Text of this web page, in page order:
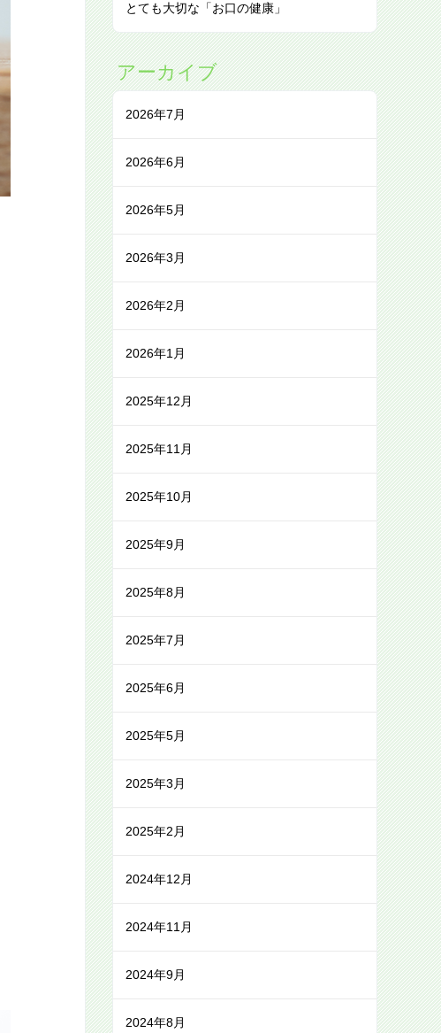
とても大切な「お口の健康」
アーカイブ
2026年7月
2026年6月
2026年5月
2026年3月
2026年2月
2026年1月
2025年12月
2025年11月
2025年10月
2025年9月
2025年8月
2025年7月
2025年6月
2025年5月
2025年3月
2025年2月
2024年12月
2024年11月
2024年9月
2024年8月